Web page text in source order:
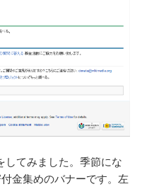
してみました。季節にな
金集めのバナーです。左